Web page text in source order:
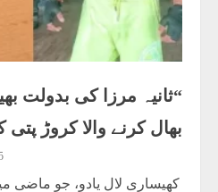
“ثانیہ مرزا کی بدولت
بھال کرنے والا کروڑ پتی
کھیساری لال یادو، جو ماضی